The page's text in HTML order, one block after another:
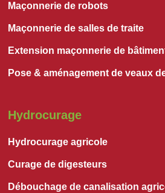
Maçonnerie de robots
Maçonnerie de salles de traite
Extension maçonnerie de
Pose & aménagement de veaux
Hydrocurage
Hydrocurage agricole
Curage de digesteurs
Débouchage de canalisation